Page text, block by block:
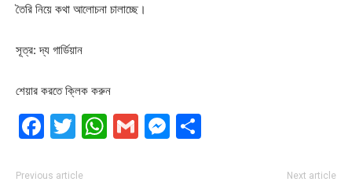
তৈরি নিয়ে কথা আলোচনা চালাচ্ছে।
সূত্র: দ্য গার্ডিয়ান
শেয়ার করতে ক্লিক করুন
Facebook
Twitter
WhatsApp
GmailMessenger
Previous article Next article